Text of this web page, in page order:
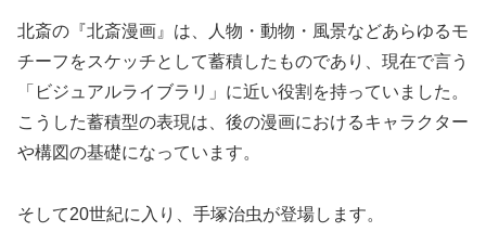
北斎の『北斎漫画』は、人物・動物・風景などあらゆるモ
チーフをスケッチとして蓄積したものであり、現在で言う
「ビジュアルライブラリ」に近い役割を持っていました。
こうした蓄積型の表現は、後の漫画におけるキャラクター
や構図の基礎になっています。
そして20世紀に入り、手塚治虫が登場します。